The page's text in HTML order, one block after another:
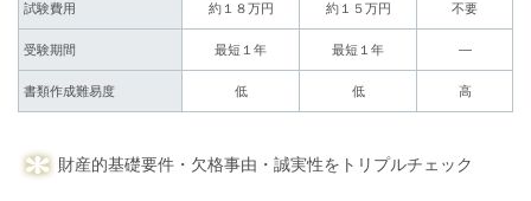
試験費用 約１８万円 約１５万円 不要
受験期間 最短１年 最短１年 ―
書類作成難易度 低 低 高
財産的基礎要件・欠格事由・誠実性をトリプルチェック